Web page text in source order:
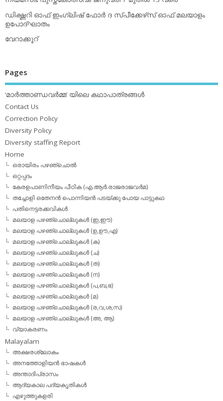
ഡിക്ഷ്ണറി ഓഫ് ഇംഗ്ലിഷ് ഫോര്‍ ദ സ്പീക്കേഴ്‌സ് ഓഫ് മലയാളം
ഉപോദ്ഘാതം
വേറാക്കൂറ്
Pages
‘മാര്‍ത്താണ്ഡവര്‍മ്മ’ യിലെ കഥാപാത്രങ്ങള്‍
Contact Us
Correction Policy
Diversity Policy
Diversity staffing Report
Home
ഒരായിരം പഴഞ്ചൊല്‍
ഒറ്റപ്പദം
കേരളപാണിനീയം പീഠിക (എ.ആര്‍.രാജരാജവര്‍മ)
തച്ചോളി ഒതേനൻ പൊന്നിയൻ പടയ്‌ക്കു പോയ പാട്ടുകഥ
പതിനെട്ടരക്കവികള്‍
മലയാള പഴഞ്ചൊല്ലുകള്‍ (ഇ,ഈ)
മലയാള പഴഞ്ചൊല്ലുകള്‍ (ഉ,ഊ,എ)
മലയാള പഴഞ്ചൊല്ലുകള്‍ (ക)
മലയാള പഴഞ്ചൊല്ലുകള്‍ (ച)
മലയാള പഴഞ്ചൊല്ലുകള്‍ (ത)
മലയാള പഴഞ്ചൊല്ലുകള്‍ (ന)
മലയാള പഴഞ്ചൊല്ലുകള്‍ (പ,ബ,ഭ)
മലയാള പഴഞ്ചൊല്ലുകള്‍ (മ)
മലയാള പഴഞ്ചൊല്ലുകള്‍ (ര,വ,ശ,സ)
മലയാള പഴഞ്ചൊല്ലുകൾ (അ, ആ)
വ്യാകരണം
Malayalam
അക്ഷരശ്ലോകം
അനത്തോളിയന്‍ ഭാഷകള്‍
അന്താദിപ്രാസം
ആദ്യകാല പദ്യകൃതികള്‍
എഴുത്തുകളരി